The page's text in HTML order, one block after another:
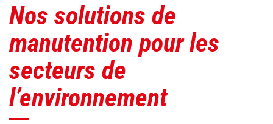
Nos solutions de
manutention pour les
secteurs de
l’environnement